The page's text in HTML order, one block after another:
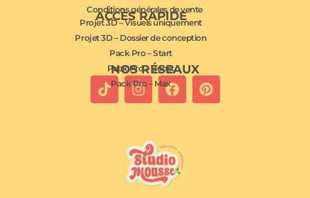
NOS RÉSEAUX
ACCÈS RAPIDE
Projet 3D – Visuels uniquement
Projet 3D – Dossier de conception
Pack Pro – Start
Pack Pro – Boost
Pack Pro – Max
Conditions générales de vente